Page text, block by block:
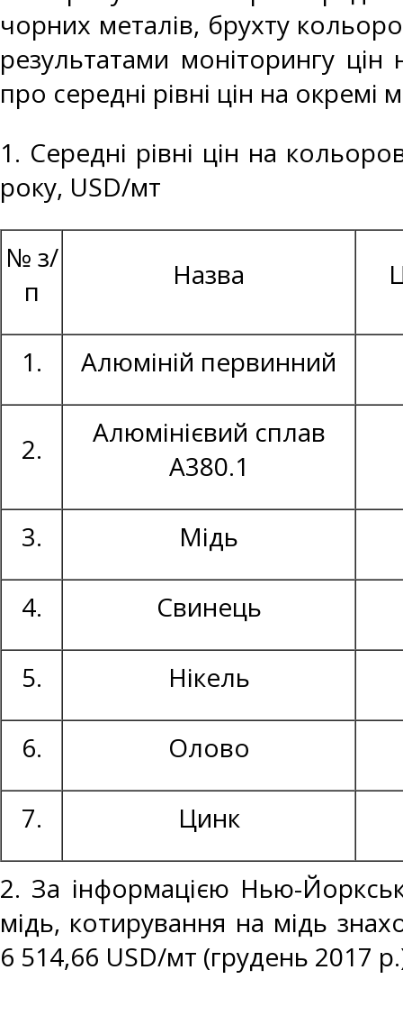
чорних металів, брухту
результатами моніторингу
про середні рівні цін на окремі
1. Середні рівні цін на
року, USD/мт
№ з/
п
Назва
1. Алюміній первинний
2.
Алюмінієвий сплав
А380.1
3. Мідь
4. Свинець
5. Нікель
6. Олово
7. Цинк
2. За інформацією Нью-
мідь, котирування на мідь
6 514,66 USD/мт (грудень 2017